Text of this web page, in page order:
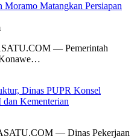
Matangkan Persiapan
— Pemerintah
Konawe…
Dinas PUPR Konsel
Kementerian
— Dinas Pekerjaan